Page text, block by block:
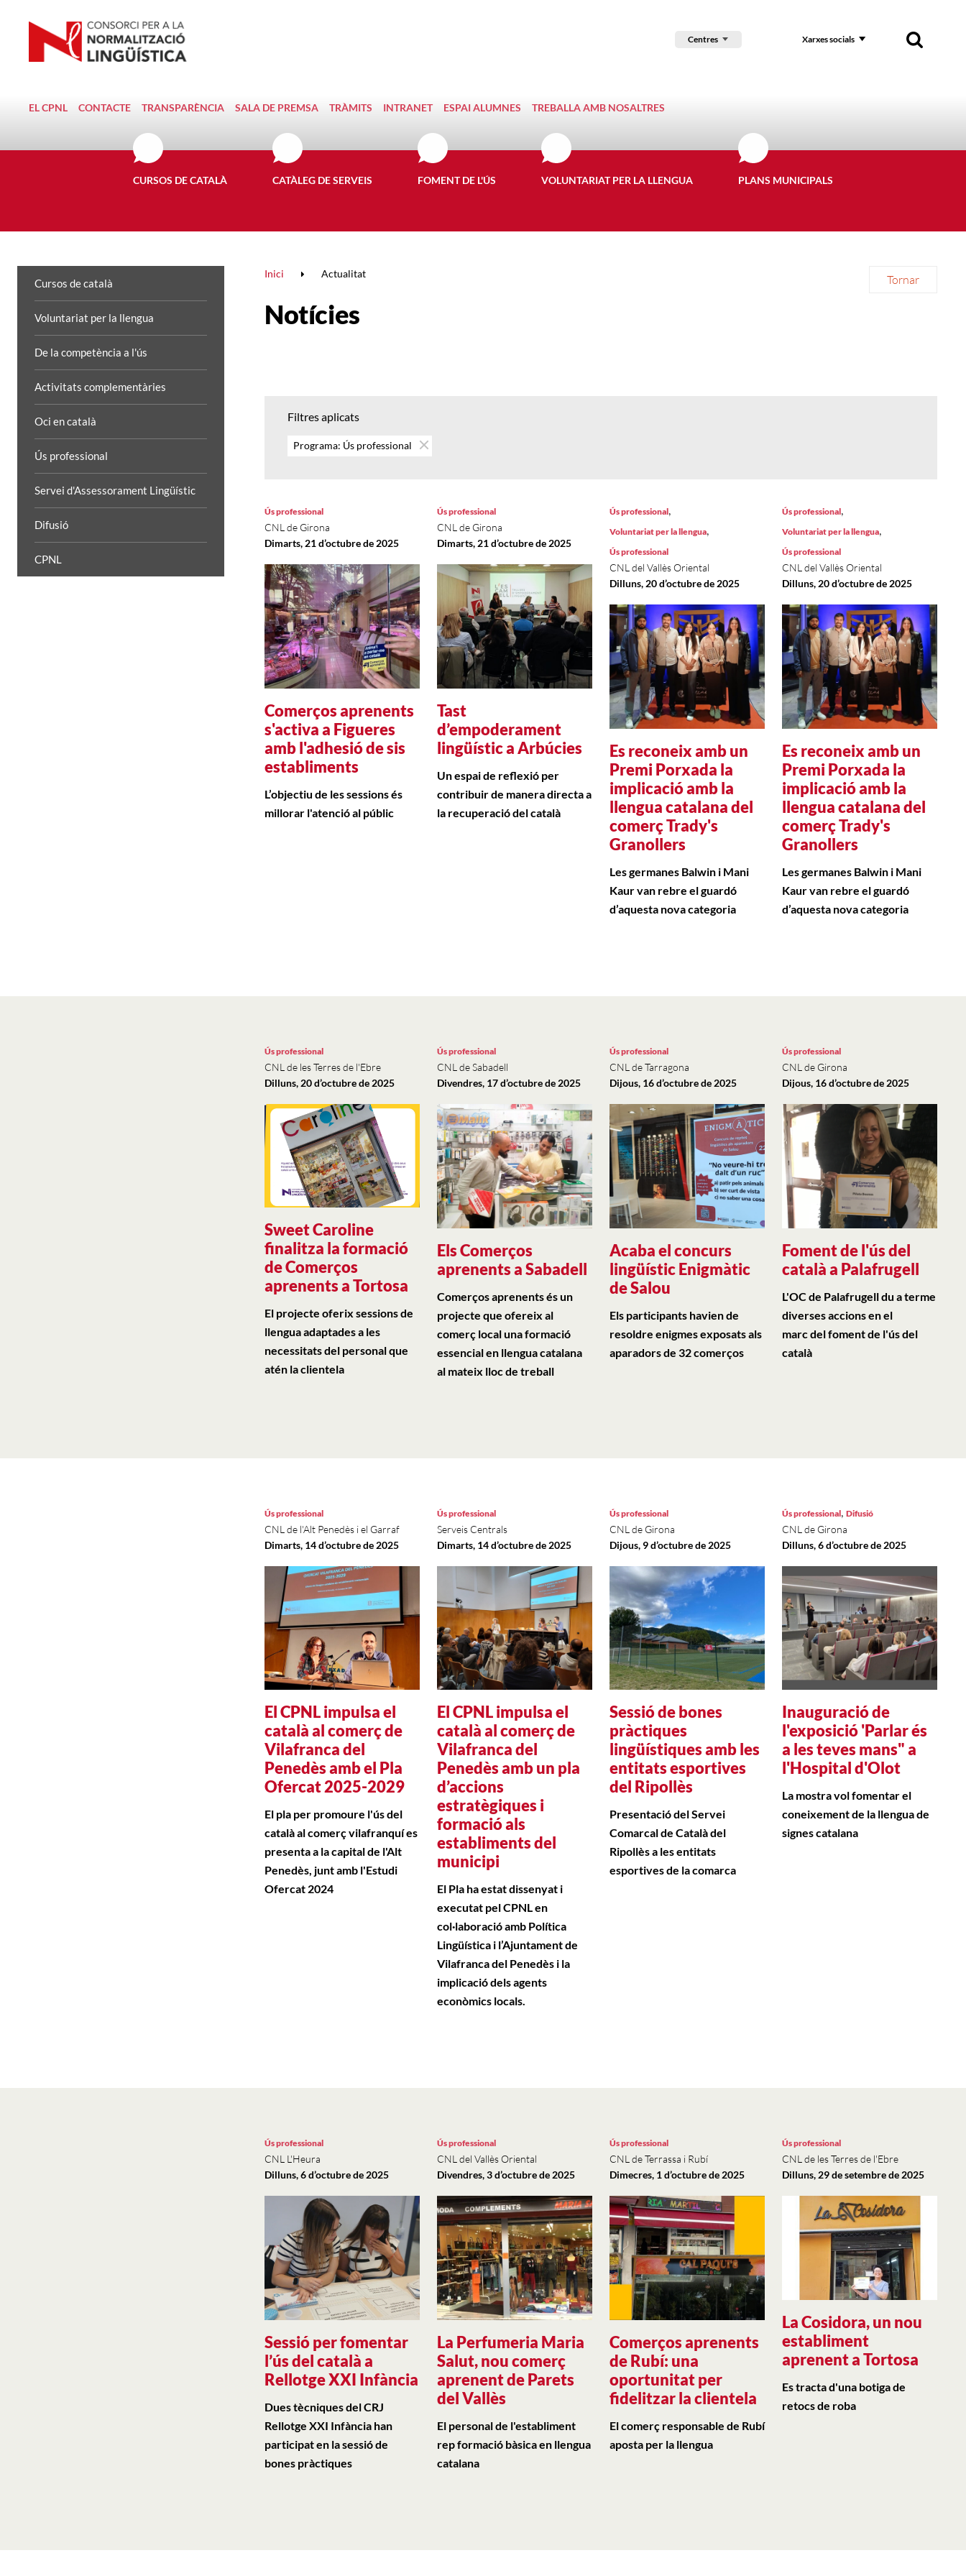
Centres Xarxes socials
EL CPNL CONTACTE TRANSPARÈNCIA SALA DE PREMSA TRÀMITS INTRANET ESPAI ALUMNES TREBALLA AMB NOSALTRES
CURSOS DE CATALÀ CATÀLEG DE SERVEIS FOMENT DE L'ÚS VOLUNTARIAT PER LA LLENGUA PLANS MUNICIPALS
Cursos de català
Voluntariat per la llengua
De la competència a l'ús
Activitats complementàries
Oci en català
Ús professional
Servei d'Assessorament Lingüístic
Difusió
CPNL
Inici Actualitat Tornar
Notícies
Filtres aplicats
Programa: Ús professional
Comerços aprenents
s'activa a Figueres
amb l'adhesió de sis
establiments
Ús professional
CNL de Girona
Dimarts, 21 d’octubre de 2025
L’objectiu de les sessions és
millorar l'atenció al públic
Tast
d’empoderament
lingüístic a Arbúcies
Ús professional
CNL de Girona
Dimarts, 21 d’octubre de 2025
Un espai de reflexió per
contribuir de manera directa a
la recuperació del català
Es reconeix amb un
Premi Porxada la
implicació amb la
llengua catalana del
comerç Trady's
Granollers
Ús professional,
Voluntariat per la llengua,
Ús professional
CNL del Vallès Oriental
Dilluns, 20 d’octubre de 2025
Les germanes Balwin i Mani
Kaur van rebre el guardó
d’aquesta nova categoria
Es reconeix amb un
Premi Porxada la
implicació amb la
llengua catalana del
comerç Trady's
Granollers
Ús professional,
Voluntariat per la llengua,
Ús professional
CNL del Vallès Oriental
Dilluns, 20 d’octubre de 2025
Les germanes Balwin i Mani
Kaur van rebre el guardó
d’aquesta nova categoria
Sweet Caroline
finalitza la formació
de Comerços
aprenents a Tortosa
Ús professional
CNL de les Terres de l'Ebre
Dilluns, 20 d’octubre de 2025
El projecte oferix sessions de
llengua adaptades a les
necessitats del personal que
atén la clientela
Els Comerços
aprenents a Sabadell
Ús professional
CNL de Sabadell
Divendres, 17 d’octubre de 2025
Comerços aprenents és un
projecte que ofereix al
comerç local una formació
essencial en llengua catalana
al mateix lloc de treball
Acaba el concurs
lingüístic Enigmàtic
de Salou
Ús professional
CNL de Tarragona
Dijous, 16 d’octubre de 2025
Els participants havien de
resoldre enigmes exposats als
aparadors de 32 comerços
Foment de l'ús del
català a Palafrugell
Ús professional
CNL de Girona
Dijous, 16 d’octubre de 2025
L'OC de Palafrugell du a terme
diverses accions en el
marc del foment de l'ús del
català
El CPNL impulsa el
català al comerç de
Vilafranca del
Penedès amb el Pla
Ofercat 2025-2029
Ús professional
CNL de l'Alt Penedès i el Garraf
Dimarts, 14 d’octubre de 2025
El pla per promoure l'ús del
català al comerç vilafranquí es
presenta a la capital de l'Alt
Penedès, junt amb l'Estudi
Ofercat 2024
El CPNL impulsa el
català al comerç de
Vilafranca del
Penedès amb un pla
d’accions
estratègiques i
formació als
establiments del
municipi
Ús professional
Serveis Centrals
Dimarts, 14 d’octubre de 2025
El Pla ha estat dissenyat i
executat pel CPNL en
col·laboració amb Política
Lingüística i l’Ajuntament de
Vilafranca del Penedès i la
implicació dels agents
econòmics locals.
Sessió de bones
pràctiques
lingüístiques amb les
entitats esportives
del Ripollès
Ús professional
CNL de Girona
Dijous, 9 d’octubre de 2025
Presentació del Servei
Comarcal de Català del
Ripollès a les entitats
esportives de la comarca
Inauguració de
l'exposició 'Parlar és
a les teves mans" a
l'Hospital d'Olot
Ús professional, Difusió
CNL de Girona
Dilluns, 6 d’octubre de 2025
La mostra vol fomentar el
coneixement de la llengua de
signes catalana
Sessió per fomentar
l’ús del català a
Rellotge XXI Infància
Ús professional
CNL L'Heura
Dilluns, 6 d’octubre de 2025
Dues tècniques del CRJ
Rellotge XXI Infància han
participat en la sessió de
bones pràctiques
La Perfumeria Maria
Salut, nou comerç
aprenent de Parets
del Vallès
Ús professional
CNL del Vallès Oriental
Divendres, 3 d’octubre de 2025
El personal de l'establiment
rep formació bàsica en llengua
catalana
Comerços aprenents
de Rubí: una
oportunitat per
fidelitzar la clientela
Ús professional
CNL de Terrassa i Rubí
Dimecres, 1 d’octubre de 2025
El comerç responsable de Rubí
aposta per la llengua
La Cosidora, un nou
establiment
aprenent a Tortosa
Ús professional
CNL de les Terres de l'Ebre
Dilluns, 29 de setembre de 2025
Es tracta d'una botiga de
retocs de roba